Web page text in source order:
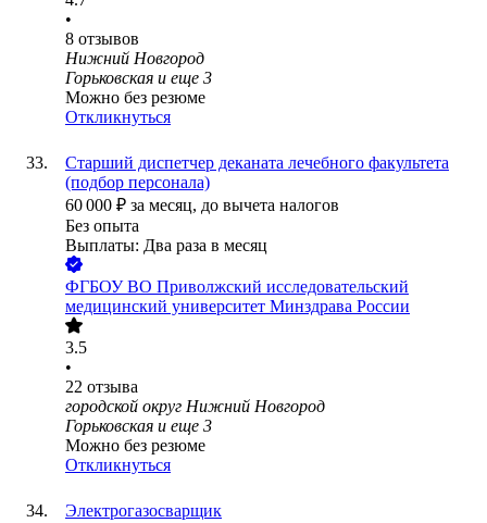
•
8 отзывов
Нижний Новгород
Горьковская и еще 3
Можно без резюме
Откликнуться
Старший диспетчер деканата лечебного факультета
(подбор персонала)
60 000 ₽ за месяц, до вычета налогов
Без опыта
Выплаты: Два раза в месяц
ФГБОУ ВО Приволжский исследовательский
медицинский университет Минздрава России
3.5
•
22 отзыва
городской округ Нижний Новгород
Горьковская и еще 3
Можно без резюме
Откликнуться
Электрогазосварщик